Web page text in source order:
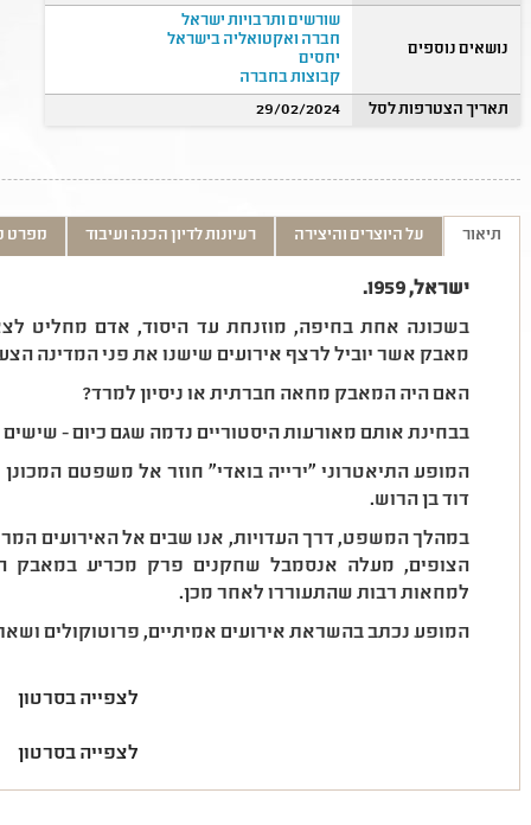
נושאים נוספים
שורשים ותרבויות ישראל
חברה ואקטואליה בישראל
יחסים
קבוצות בחברה
תאריך הצטרפות לסל
29/02/2024
תיאור על היוצרים והיצירה רעיונות לדיון הכנה ועיבוד מפרט
ישראל, 1959.
בשכונה אחת בחיפה, מוזנחת עד היסוד, אדם מחליט
מאבק אשר יוביל לרצף אירועים שישנו את פני המדינה
האם היה המאבק מחאה חברתית או ניסיון למרד?
בבחינת אותם מאורעות היסטוריים נדמה שגם כיום -
המופע התיאטרוני "ירייה בואדי" חוזר אל משפטם
דוד בן הרוש.
במהלך המשפט, דרך העדויות, אנו שבים אל האירועים
הצופים, מעלה אנסמבל שחקנים פרק מכריע
למחאות רבות שהתעוררו לאחר מכן.
המופע נכתב בהשראת אירועים אמיתיים, פרוטוקולים ושאר
לצפייה בסרטון
לצפייה בסרטון